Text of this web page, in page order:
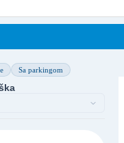
Sa parkingom